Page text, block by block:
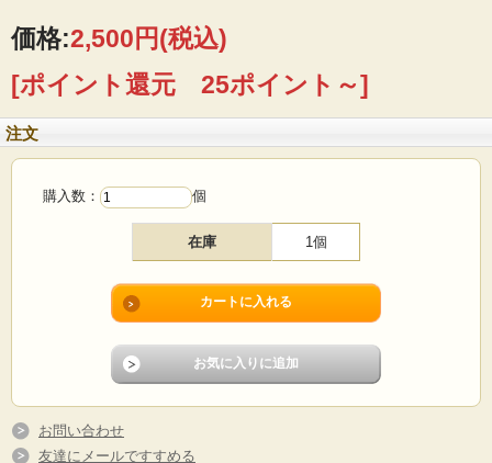
■製造国 ：デンマーク
■コンディション：目立つダメージなく、よいヴィンテージコンディションです。
価格:2,500円(税込)
[ポイント還元 25ポイント～]
注文
購入数： 個
在庫 1個
お問い合わせ
友達にメールですすめる